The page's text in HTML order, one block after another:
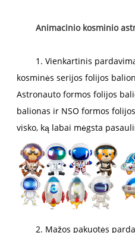
Animacinio kosminio
1. Vienkartinis
kosminės serijos folijos
Astronauto formos folijos
balionas ir NSO formos
visko, ką labai mėgsta
2. Mažos pakuotės